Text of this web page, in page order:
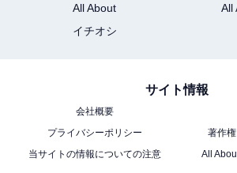
All About
All
イチオシ
サイト情報
会社概要
プライバシーポリシー
著作
当サイトの情報についての注意
All